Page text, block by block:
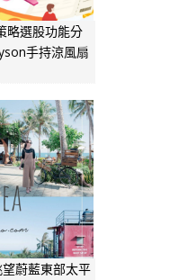
略選股功能分
手持涼風扇
蔚藍東部太平